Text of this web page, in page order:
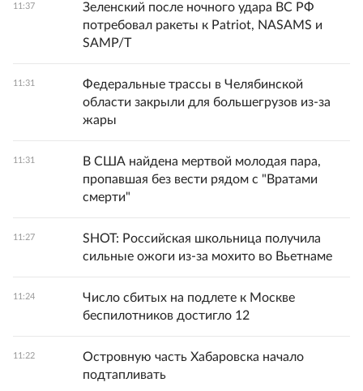
11:37
Зеленский после ночного удара ВС РФ
потребовал ракеты к Patriot, NASAMS и
SAMP/T
11:31
Федеральные трассы в Челябинской
области закрыли для большегрузов из-за
жары
11:31
В США найдена мертвой молодая пара,
пропавшая без вести рядом с "Вратами
смерти"
11:27
SHOT: Российская школьница получила
сильные ожоги из-за мохито во Вьетнаме
11:24
Число сбитых на подлете к Москве
беспилотников достигло 12
11:22
Островную часть Хабаровска начало
подтапливать